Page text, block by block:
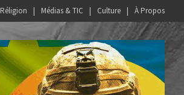
Réligion Médias & TIC Culture À Propos